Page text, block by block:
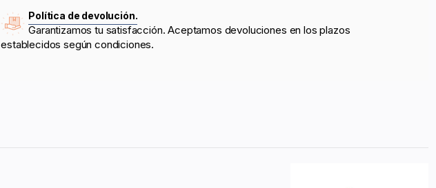
Política de devolución.
Garantizamos tu satisfacción. Aceptamos devoluciones en los plazos
establecidos según condiciones.